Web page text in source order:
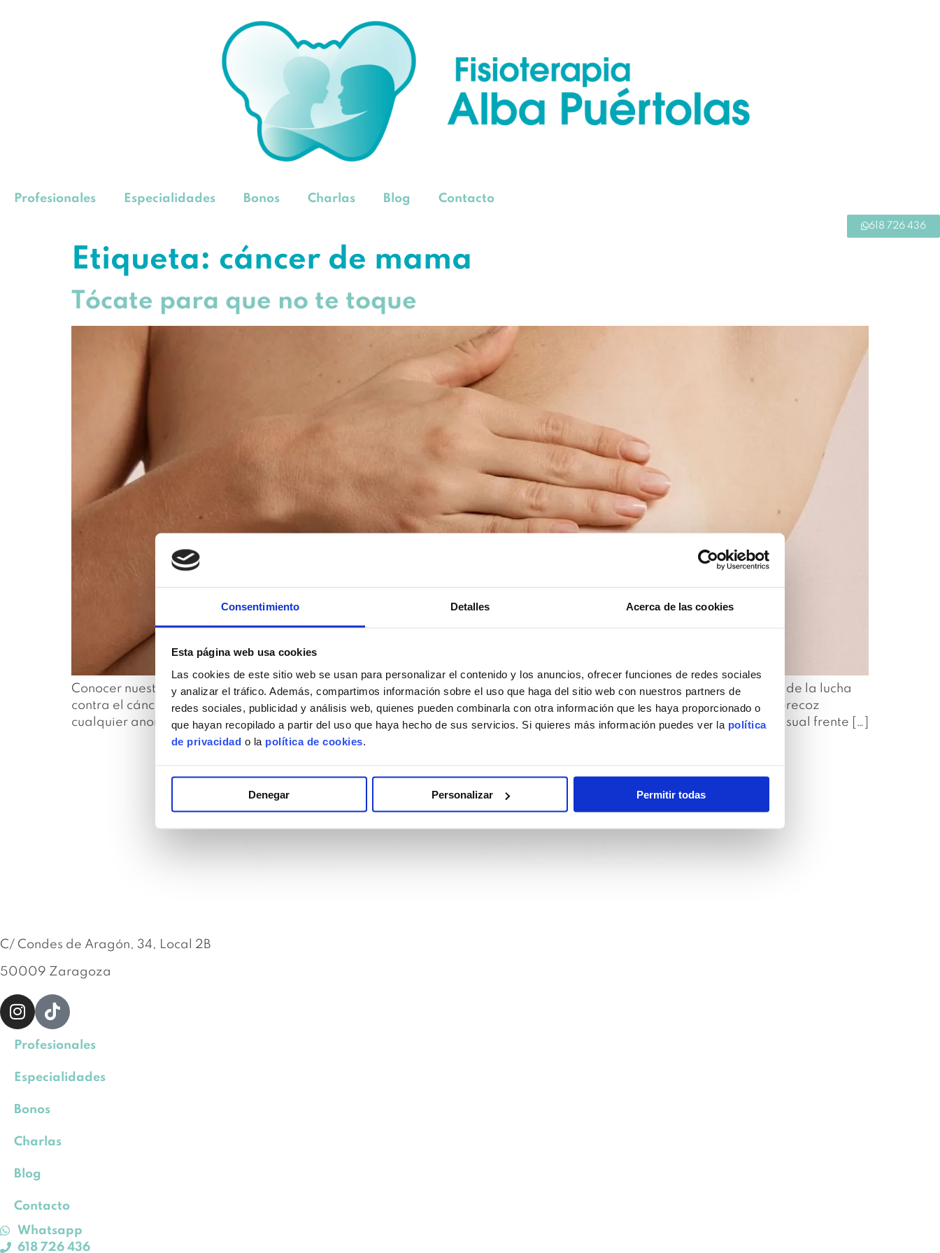
Consentimiento Detalles Acerca de las cookies
Esta página web usa cookies
Las cookies de este sitio web se usan para personalizar el contenido y los anuncios, ofrecer funciones de redes sociales
y analizar el tráfico. Además, compartimos información sobre el uso que haga del sitio web con nuestros partners de
redes sociales, publicidad y análisis web, quienes pueden combinarla con otra información que les haya proporcionado o
que hayan recopilado a partir del uso que haya hecho de sus servicios. Si quieres más información puedes ver la política
de privacidad o la política de cookies.
Denegar Personalizar Permitir todas
Profesionales Especialidades Bonos Charlas Blog Contacto
618 726 436
Etiqueta: cáncer de mama
Tócate para que no te toque
Conocer nuestro cuerpo es fundamental para poder revenir infinitas enfermedades. Hoy día 19 de octubre, día mundial de la lucha
contra el cáncer de mama, os recordamos de forma sencilla cómo hacer una autoexploración para detectar de forma precoz
cualquier anomalía en nuestras mamas. Cómo realizar una autoexploración de mamas Comienza por una inspección visual frente […]
C/ Condes de Aragón, 34, Local 2B
50009 Zaragoza
Profesionales
Especialidades
Bonos
Charlas
Blog
Contacto
Whatsapp
618 726 436